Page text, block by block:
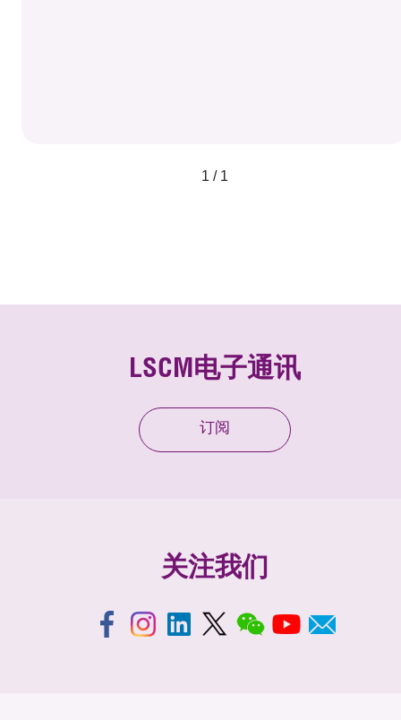
1 / 1
LSCM电子通讯
订阅
关注我们